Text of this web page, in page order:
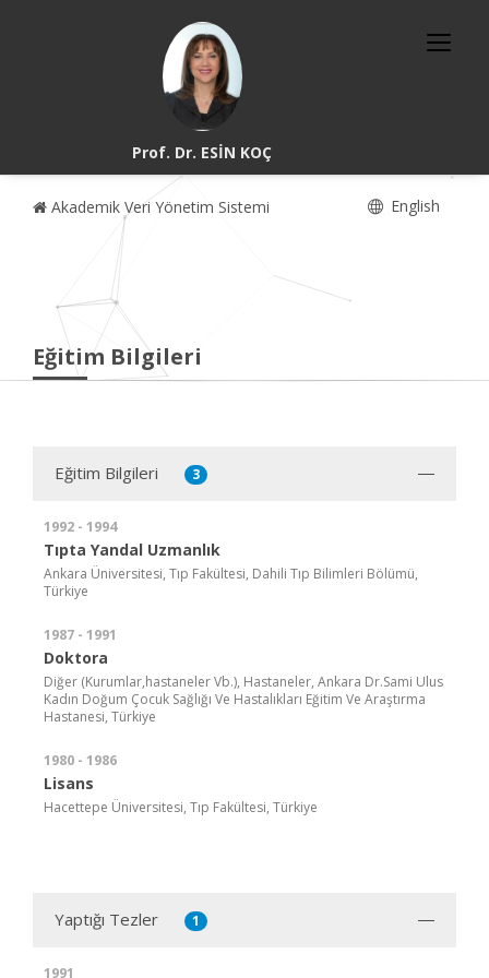
Prof. Dr. ESİN KOÇ
Akademik Veri Yönetim Sistemi English
Eğitim Bilgileri
Eğitim Bilgileri 3
1992 - 1994
Tıpta Yandal Uzmanlık
Ankara Üniversitesi, Tıp Fakültesi, Dahili Tıp Bilimleri Bölümü,
Türkiye
1987 - 1991
Doktora
Diğer (Kurumlar,hastaneler Vb.), Hastaneler, Ankara Dr.Sami Ulus
Kadın Doğum Çocuk Sağlığı Ve Hastalıkları Eğitim Ve Araştırma
Hastanesi, Türkiye
1980 - 1986
Lisans
Hacettepe Üniversitesi, Tıp Fakültesi, Türkiye
Yaptığı Tezler 1
1991